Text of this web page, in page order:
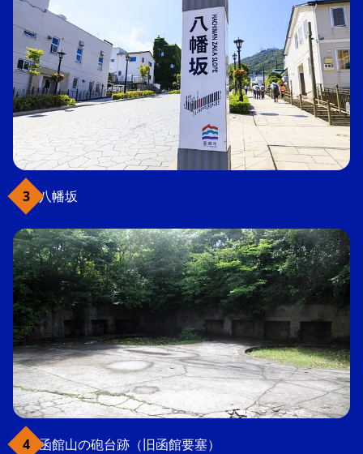
八幡坂
函館山の砲台跡（旧函館要塞）